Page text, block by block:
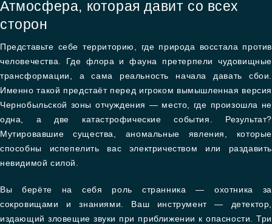
Атмосфера, которая давит со всех
сторон
Представьте себе территорию, где природа восстала против
человечества. Где флора и фауна претерпели чудовищные
трансформации, а сама реальность начала давать сбои.
Именно такой предстаёт перед игроком вымышленная версия
Чернобыльской зоны отчуждения — место, где произошла не
одна, а две катастрофические события. Результат?
Мутировавшие существа, аномальные явления, которые
способны испепелить вас электричеством или раздавить
невидимой силой.
Вы берёте на себя роль странника — охотника за
сокровищами и знаниями. Ваш инструмент — детектор,
издающий зловещие звуки при приближении к опасности. Три